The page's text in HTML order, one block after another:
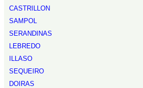
CASTRILLON
SAMPOL
SERANDINAS
LEBREDO
ILLASO
SEQUEIRO
DOIRAS